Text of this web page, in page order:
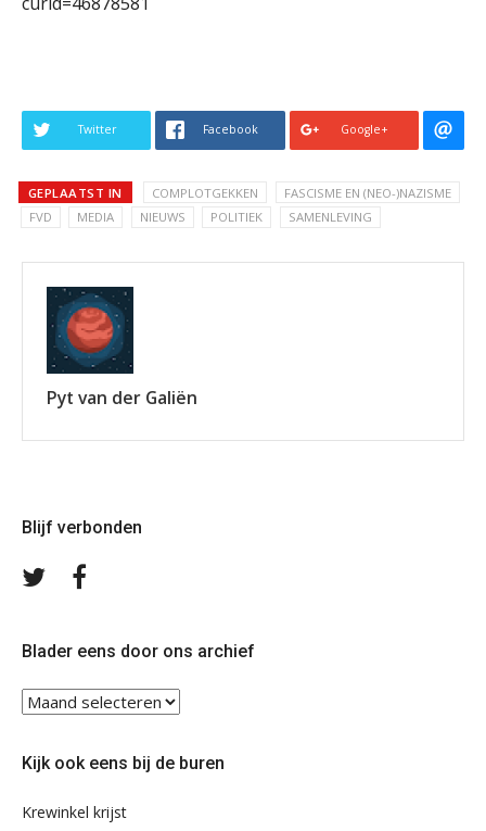
Twitter Facebook Google+
GEPLAATST IN COMPLOTGEKKEN
FASCISME EN (NEO-)NAZISME
FVD
MEDIA NIEUWS POLITIEK SAMENLEVING
Pyt van der Galiën
Blijf verbonden
Volg
Blader eens door ons archief
Blader
ons
Kijk ook eens bij de buren
Krewinkel krijst